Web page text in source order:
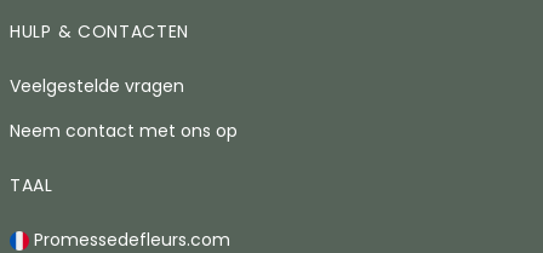
HULP & CONTACTEN
Veelgestelde vragen
Neem contact met ons op
TAAL
Promessedefleurs.com